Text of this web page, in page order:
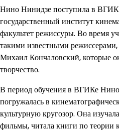
Нино Нинидзе поступила в
государственный институт
факультет режиссуры. Во время
такими известными
Михаил Кончаловский, которые
творчество.
В период обучения в ВГИКе
погружалась в
культурную кругозор. Она
фильмы, читала книги по теории